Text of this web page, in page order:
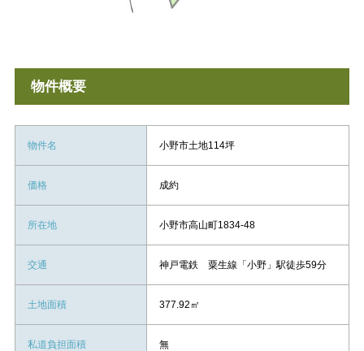
物件概要
物件名 小野市土地114坪
価格 成約
所在地 小野市高山町1834-48
交通 神戸電鉄 粟生線「小野」駅徒歩59分
土地面積 377.92㎡
私道負担面積 無